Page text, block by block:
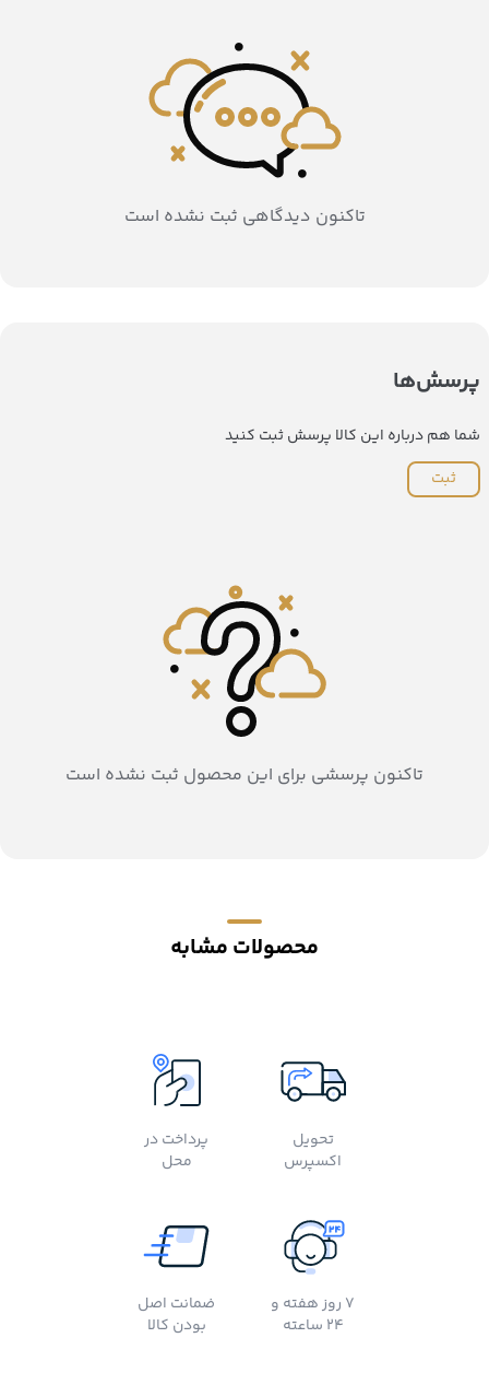
تاکنون دیدگاهی ثبت نشده است
پرسش‌ها
شما هم درباره این کالا پرسش ثبت کنید
ثبت
تاکنون پرسشی برای این محصول ثبت نشده است
محصولات مشابه
تحویل
اکسپرس
پرداخت در
محل
7 روز هفته و
24 ساعته
ضمانت اصل
بودن کالا